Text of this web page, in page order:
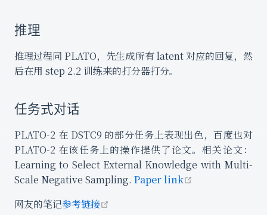
推理
推理过程同 PLATO，先生成所有 latent 对应的回复，然
后在用 step 2.2 训练来的打分器打分。
任务式对话
PLATO-2 在 DSTC9 的部分任务上表现出色，百度也对
PLATO-2 在该任务上的操作提供了论文。相关论文：
Learning to Select External Knowledge with Multi-
Scale Negative Sampling. Paper link
网友的笔记参考链接